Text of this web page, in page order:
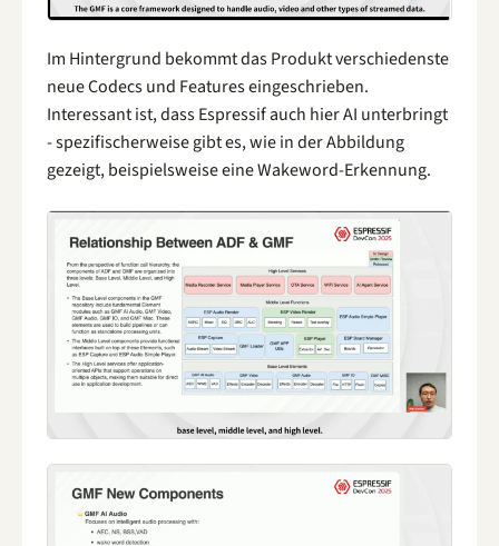
Im Hintergrund bekommt das Produkt verschiedenste
neue Codecs und Features eingeschrieben.
Interessant ist, dass Espressif auch hier AI unterbringt
- spezifischerweise gibt es, wie in der Abbildung
gezeigt, beispielsweise eine Wakeword-Erkennung.